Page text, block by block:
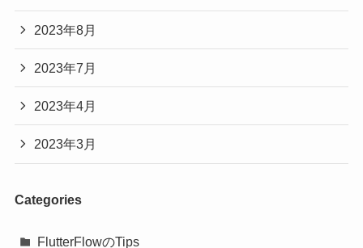
2023年8月
2023年7月
2023年4月
2023年3月
Categories
FlutterFlowのTips